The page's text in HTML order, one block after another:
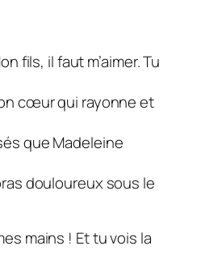
fils, il faut m’aimer. Tu
cœur qui rayonne et
que Madeleine
douloureux sous le
mains ! Et tu vois la